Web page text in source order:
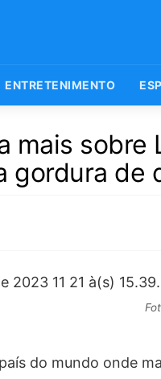
ENTRETENIMENTO
mais
gordura de
do mundo onde